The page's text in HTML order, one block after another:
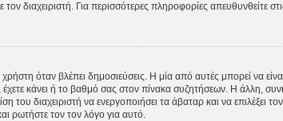
διαχειριστή. Για περισσότερες πληροφορίες απευθυνθείτε
όταν βλέπει δημοσιεύσεις. Η μία από αυτές μπορεί να
κάνει ή το βαθμό σας στον πίνακα συζητήσεων. Η άλλη,
του διαχειριστή να ενεργοποιήσει τα άβαταρ και να επιλέξει
ρωτήστε τον τον λόγο για αυτό.